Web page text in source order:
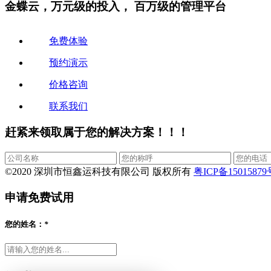
金蝶云，万元级的投入， 百万级的管理平台
免费体验
预约演示
价格咨询
联系我们
赶紧来领取属于您的解决方案！！！
©️2020 深圳市恒鑫运科技有限公司 版权所有 粤ICP备15015879
申请免费试用
您的姓名： *